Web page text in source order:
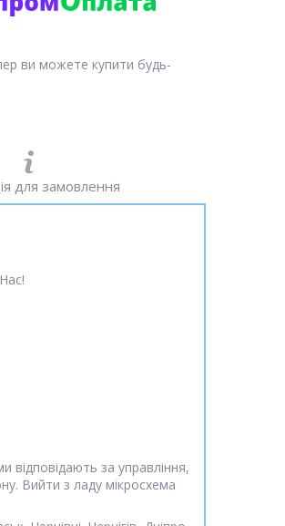
ви можете купити будь-
для замовлення
за управління,
Вийти з ладу мікросхема